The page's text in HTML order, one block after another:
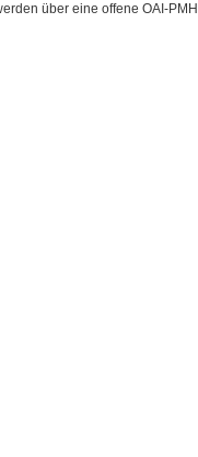
über eine offene OAI-